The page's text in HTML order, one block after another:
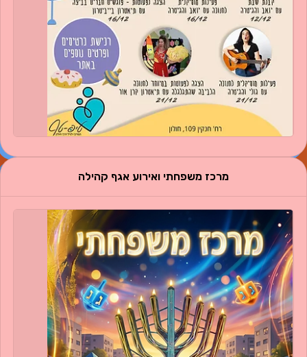
מרכז משפחתי ואירוע אגף קהילה